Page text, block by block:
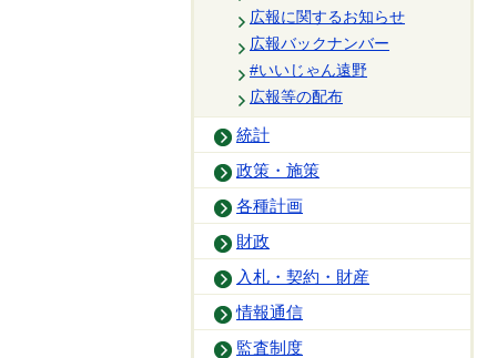
広報に関するお知らせ
広報バックナンバー
#いいじゃん遠野
広報等の配布
統計
政策・施策
各種計画
財政
入札・契約・財産
情報通信
監査制度